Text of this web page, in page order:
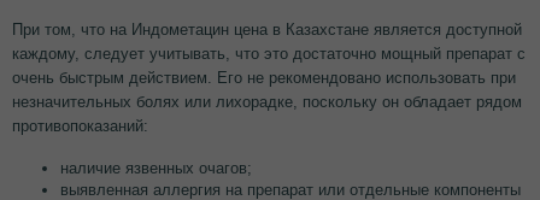
При том, что на Индометацин цена в Казахстане является доступной
каждому, следует учитывать, что это достаточно мощный препарат с
очень быстрым действием. Его не рекомендовано использовать при
незначительных болях или лихорадке, поскольку он обладает рядом
противопоказаний:
наличие язвенных очагов;
выявленная аллергия на препарат или отдельные компоненты